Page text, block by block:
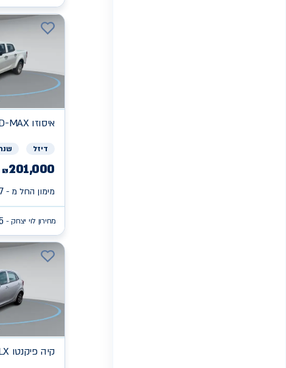
איסוזוMAX
דיזל שנת
₪201,000
מימון החל מ -
מחירון לוי יצחק -
קיהפיקנטו LX